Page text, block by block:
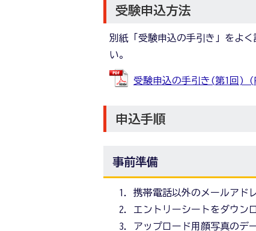
受験申込方法
別紙「受験申込の手引き」をよ
い。
受験申込の手引き(第1回)
申込手順
事前準備
携帯電話以外のメールアド
エントリーシートをダウン
アップロード用顔写真のデ